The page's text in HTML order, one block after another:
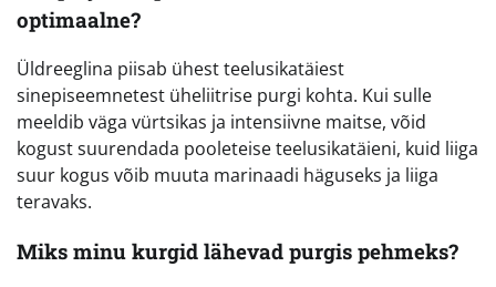
optimaalne?
Üldreeglina piisab ühest teelusikatäiest
sinepiseemnetest üheliitrise purgi kohta. Kui sulle
meeldib väga vürtsikas ja intensiivne maitse, võid
kogust suurendada pooleteise teelusikatäieni, kuid liiga
suur kogus võib muuta marinaadi häguseks ja liiga
teravaks.
Miks minu kurgid lähevad purgis pehmeks?